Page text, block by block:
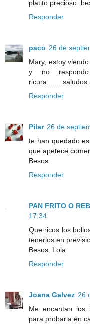
platito precioso.
Responder
paco 26 de
Mary, estoy
y no
ricura........saludos
Responder
Pilar 26 de
te han quedado
que apetece
Besos
Responder
PAN FRITO O
17:34
Que ricos los
tenerlos en
Besos. Lola
Responder
Joana Galvez 26
Me encantan los
para probarla en